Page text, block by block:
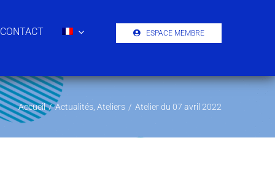
CONTACT ESPACE MEMBRE
Accueil / Actualités Ateliers / Atelier du 07 avril 2022